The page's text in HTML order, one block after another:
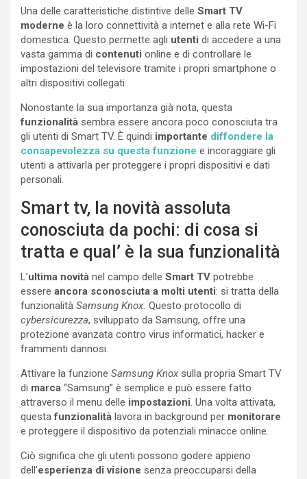
Una delle caratteristiche distintive delle Smart TV
moderne è la loro connettività a internet e alla rete Wi-Fi
domestica. Questo permette agli utenti di accedere a una
vasta gamma di contenuti online e di controllare le
impostazioni del televisore tramite i propri smartphone o
altri dispositivi collegati.
Nonostante la sua importanza già nota, questa
funzionalità sembra essere ancora poco conosciuta tra
gli utenti di Smart TV. È quindi importante diffondere la
consapevolezza su questa funzione e incoraggiare gli
utenti a attivarla per proteggere i propri dispositivi e dati
personali.
Smart tv, la novità assoluta
conosciuta da pochi: di cosa si
tratta e qual’ è la sua funzionalità
L’ultima novità nel campo delle Smart TV potrebbe
essere ancora sconosciuta a molti utenti: si tratta della
funzionalità Samsung Knox. Questo protocollo di
cybersicurezza, sviluppato da Samsung, offre una
protezione avanzata contro virus informatici, hacker e
frammenti dannosi.
Attivare la funzione Samsung Knox sulla propria Smart TV
di marca “Samsung” è semplice e può essere fatto
attraverso il menu delle impostazioni. Una volta attivata,
questafunzionalità lavora in background per monitorare
e proteggere il dispositivo da potenziali minacce online.
Ciò significa che gli utenti possono godere appieno
dell’esperienza di visione senza preoccuparsi della